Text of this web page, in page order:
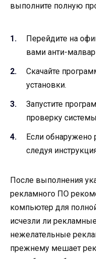
выполните полную
Перейдите на
вами анти-
Скачайте
установки.
Запустите
проверку
Если обнаружено
следуя
После выполнения
рекламного ПО
компьютер для
исчезли ли
нежелательные
прежнему мешает